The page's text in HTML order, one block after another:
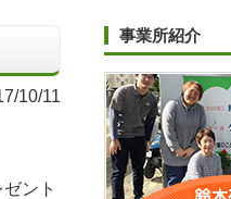
10/11
ント
事業所紹介